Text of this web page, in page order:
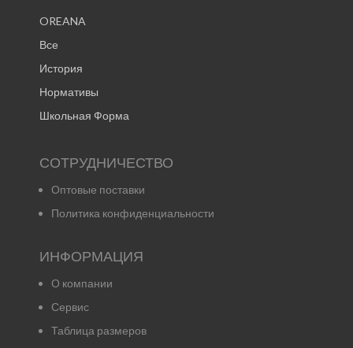
OREANA
Все
История
Нормативы
Школьная Форма
СОТРУДНИЧЕСТВО
Оптовые поставки
Политика конфиденциальности
ИНФОРМАЦИЯ
О компании
Сервис
Таблица размеров